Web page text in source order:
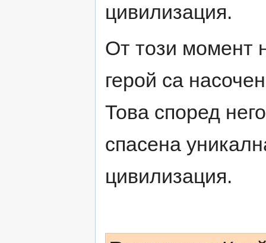
цивилизация.
От този момент
герой са
Това според
спасена
цивилизация.